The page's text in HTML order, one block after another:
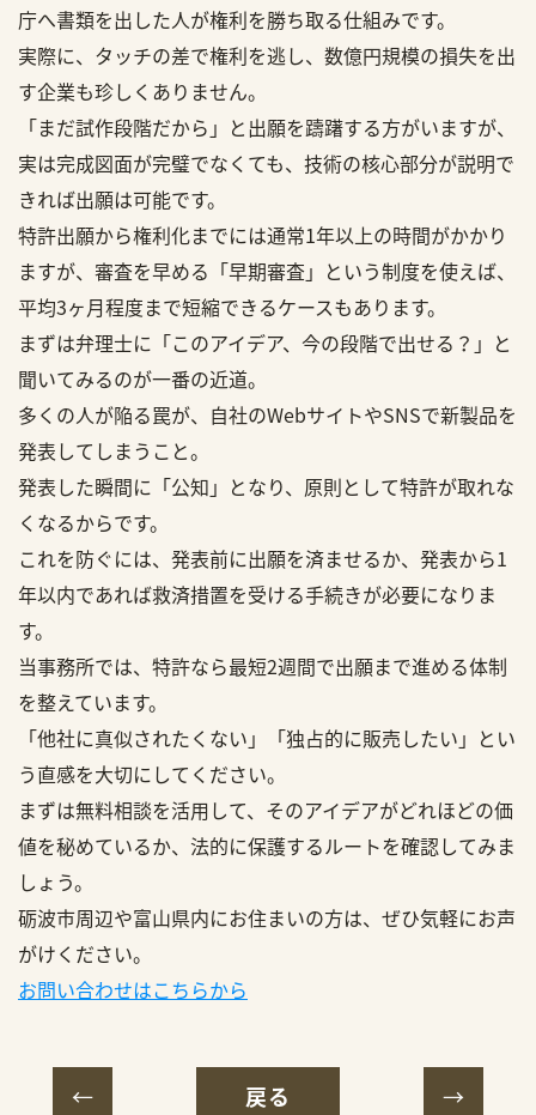
庁へ書類を出した人が権利を勝ち取る仕組みです。
実際に、タッチの差で権利を逃し、数億円規模の損失を出
す企業も珍しくありません。
「まだ試作段階だから」と出願を躊躇する方がいますが、
実は完成図面が完璧でなくても、技術の核心部分が説明で
きれば出願は可能です。
特許出願から権利化までには通常1年以上の時間がかかり
ますが、審査を早める「早期審査」という制度を使えば、
平均3ヶ月程度まで短縮できるケースもあります。
まずは弁理士に「このアイデア、今の段階で出せる？」と
聞いてみるのが一番の近道。
多くの人が陥る罠が、自社のWebサイトやSNSで新製品を
発表してしまうこと。
発表した瞬間に「公知」となり、原則として特許が取れな
くなるからです。
これを防ぐには、発表前に出願を済ませるか、発表から1
年以内であれば救済措置を受ける手続きが必要になりま
す。
当事務所では、特許なら最短2週間で出願まで進める体制
を整えています。
「他社に真似されたくない」「独占的に販売したい」とい
う直感を大切にしてください。
まずは無料相談を活用して、そのアイデアがどれほどの価
値を秘めているか、法的に保護するルートを確認してみま
しょう。
砺波市周辺や富山県内にお住まいの方は、ぜひ気軽にお声
がけください。
お問い合わせはこちらから
戻る